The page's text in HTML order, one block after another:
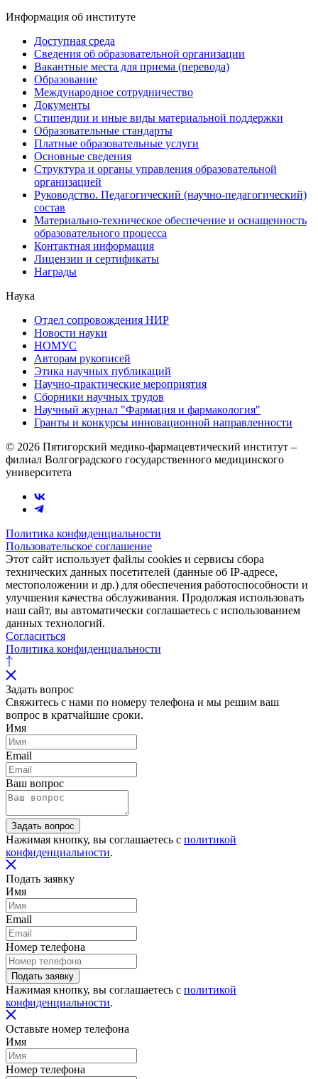
Информация об институте
Доступная среда
Сведения об образовательной организации
Вакантные места для приема (перевода)
Образование
Международное сотрудничество
Документы
Стипендии и иные виды материальной поддержки
Образовательные стандарты
Платные образовательные услуги
Основные сведения
Структура и органы управления образовательной
организацией
Руководство. Педагогический (научно-педагогический)
состав
Материально-техническое обеспечение и оснащенность
образовательного процесса
Контактная информация
Лицензии и сертификаты
Награды
Наука
Отдел сопровождения НИР
Новости науки
НОМУС
Авторам рукописей
Этика научных публикаций
Научно-практические мероприятия
Сборники научных трудов
Научный журнал "Фармация и фармакология"
Гранты и конкурсы инновационной направленности
© 2026 Пятигорский медико-фармацевтический институт –
филиал Волгоградского государственного медицинского
университета
Политика конфиденциальности
Пользовательское соглашение
Этот сайт использует файлы cookies и сервисы сбора
технических данных посетителей (данные об IP-адресе,
местоположении и др.) для обеспечения работоспособности и
улучшения качества обслуживания. Продолжая использовать
наш сайт, вы автоматически соглашаетесь с использованием
данных технологий.
Согласиться
Политика конфиденциальности
Задать вопрос
Свяжитесь с нами по номеру телефона и мы решим ваш
вопрос в кратчайшие сроки.
Имя
Email
Ваш вопрос
Задать вопрос
Нажимая кнопку, вы соглашаетесь с политикой
конфиденциальности.
Подать заявку
Имя
Email
Номер телефона
Подать заявку
Нажимая кнопку, вы соглашаетесь с политикой
конфиденциальности.
Оставьте номер телефона
Имя
Номер телефона